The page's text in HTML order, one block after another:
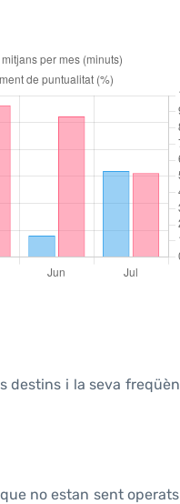
destins i la seva
no estan sent